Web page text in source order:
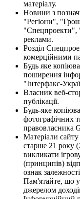
матеріалу.
Новини з
"Регіони",
"Спецпроекти",
реклами.
Розділ
комерційними
Будь яке
поширення
"Інтерфакс-
Власник веб-
публікації.
Будь-яке
фотографічних
правовласника
Матеріали
старше 21 року
викликати
(принципів)
ознак
Пам'ятайте, що
джерелом